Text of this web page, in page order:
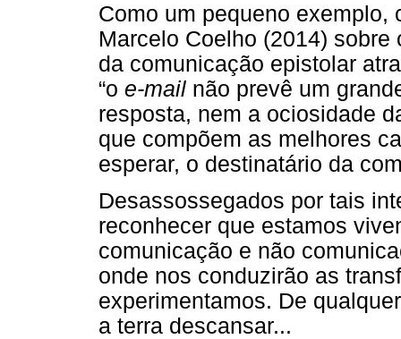
Como um pequeno
Marcelo Coelho (2014)
da comunicação epistolar
“o e-mail não prevê um
resposta, nem a ociosidade
que compõem as melhores
esperar, o destinatário da
Desassossegados por tais
reconhecer que estamos
comunicação e não
onde nos conduzirão as
experimentamos. De
a terra descansar...